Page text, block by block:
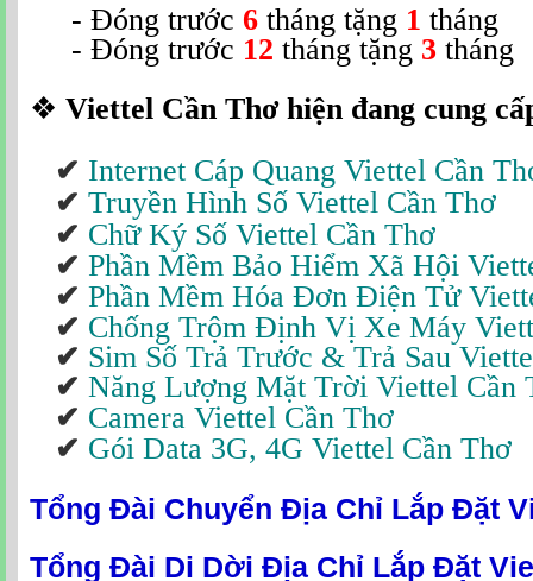
- Đóng trước 6 tháng tặng 1 tháng
- Đóng trước 12 tháng tặng 3 tháng
❖ Viettel Cần Thơ hiện đang cung
✔ Internet Cáp Quang Viettel Cần
✔ Truyền Hình Số Viettel Cần Thơ
✔ Chữ Ký Số Viettel Cần Thơ
✔ Phần Mềm Bảo Hiểm Xã Hội
✔ Phần Mềm Hóa Đơn Điện Tử
✔ Chống Trộm Định Vị Xe Máy
✔ Sim Số Trả Trước & Trả Sau
✔ Năng Lượng Mặt Trời Viettel Cần
✔ Camera Viettel Cần Thơ
✔ Gói Data 3G, 4G Viettel Cần Thơ
Tổng Đài Chuyển Địa Chỉ Lắp Đặt
Tổng Đài Di Dời Địa Chỉ Lắp Đặt